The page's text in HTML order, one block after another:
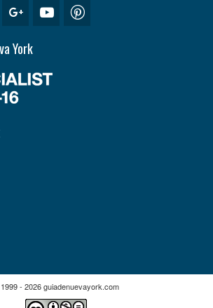
York
- 2026 guiadenuevayork.com